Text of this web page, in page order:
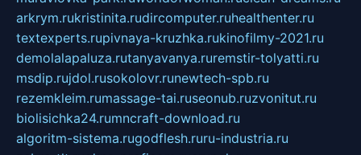
arkrym.rukristinita.rudircomputer.ruhealthenter.ru
textexperts.rupivnaya-kruzhka.rukinofilmy-2021.ru
demolalapaluza.rutanyavanya.ruremstir-tolyatti.ru
msdip.rujdol.rusokolovr.runewtech-spb.ru
rezemkleim.rumassage-tai.ruseonub.ruzvonitut.ru
biolisichka24.rumncraft-download.ru
algoritm-sistema.rugodflesh.ruru-industria.ru